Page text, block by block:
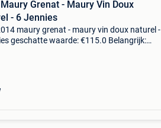
Grenat - Maury Vin Doux
- 6 Jennies
maury grenat - maury vin doux naturel -
geschatte waarde: €115.0 Belangrijk: